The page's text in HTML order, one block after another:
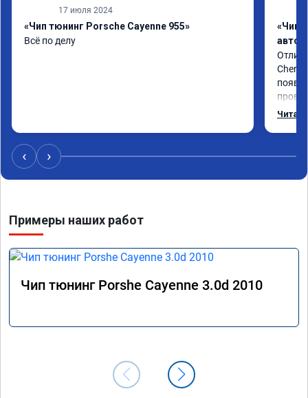
17 июля 2024
«Чип тюнинг Porsche Cayenne 955»
Всё по делу
«Чип
Chery
‹ ›
Примеры наших работ
Чип тюнинг Porshe Cayenne 3.0d 2010